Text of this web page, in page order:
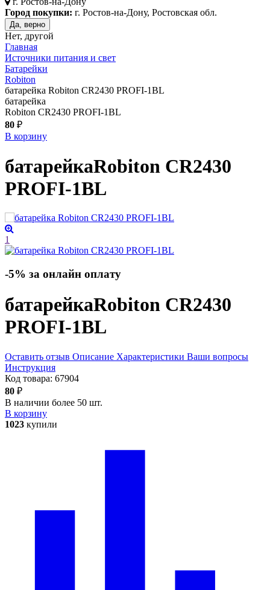
Город покупки: г. Ростов-на-Дону, Ростовская обл.
Да, верно
Нет, другой
Главная
Источники питания и свет
Батарейки
Robiton
батарейка Robiton CR2430 PROFI-1BL
батарейка
Robiton CR2430 PROFI-1BL
80 ₽
В корзину
батарейкаRobiton CR2430
PROFI-1BL
1
-5% за онлайн оплату
батарейкаRobiton CR2430
PROFI-1BL
Оставить отзыв Описание Характеристики Ваши вопросы
Инструкция
Код товара: 67904
80 ₽
В наличии более 50 шт.
В корзину
1023 купили